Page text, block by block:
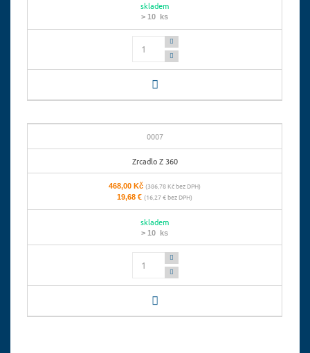
skladem
> 10 ks
Počet
0007
Zrcadlo Z 360
468,00 Kč(386,78 Kč bez DPH)
19,68 €(16,27 € bez DPH)
skladem
> 10 ks
Počet